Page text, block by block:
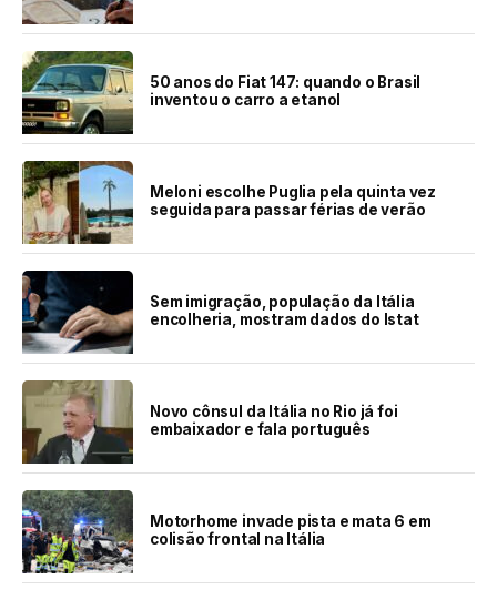
50 anos do Fiat 147: quando o Brasil
inventou o carro a etanol
Meloni escolhe Puglia pela quinta vez
seguida para passar férias de verão
Sem imigração, população da Itália
encolheria, mostram dados do Istat
Novo cônsul da Itália no Rio já foi
embaixador e fala português
Motorhome invade pista e mata 6 em
colisão frontal na Itália